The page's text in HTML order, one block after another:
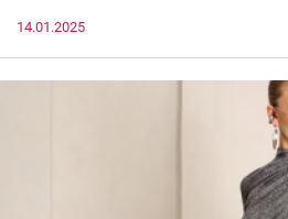
14.01.2025